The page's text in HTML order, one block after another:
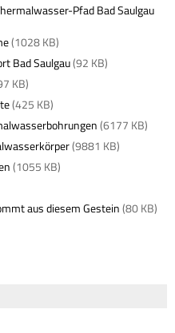
Pfad Bad Saulgau
(1028 KB)
Bad Saulgau(92 KB)
KB)
(425 KB)
(6177 KB)
(9881 KB)
(1055 KB)
aus diesem Gestein(80 KB)